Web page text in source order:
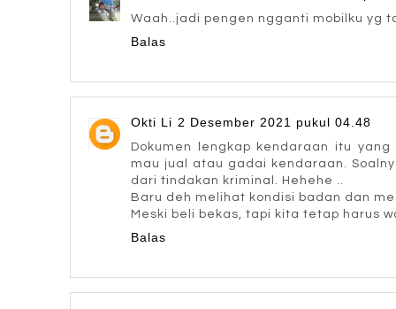
Waah..jadi pengen ngganti mobilku yg
Balas
Okti Li 2 Desember 2021 pukul 04.48
Dokumen lengkap kendaraan itu
mau jual atau gadai kendaraan.
dari tindakan kriminal. Hehehe ..
Baru deh melihat kondisi badan dan
Meski beli bekas, tapi kita tetap harus
Balas